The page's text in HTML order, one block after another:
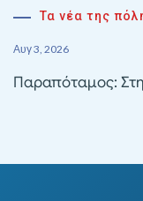
Τα νέα της
Αυγ 3, 2026
Παραπόταμος: